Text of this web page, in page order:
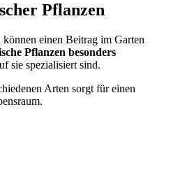
Pflanzen
einen Beitrag im Garten
Pflanzen besonders
sie spezialisiert sind.
Arten sorgt für einen